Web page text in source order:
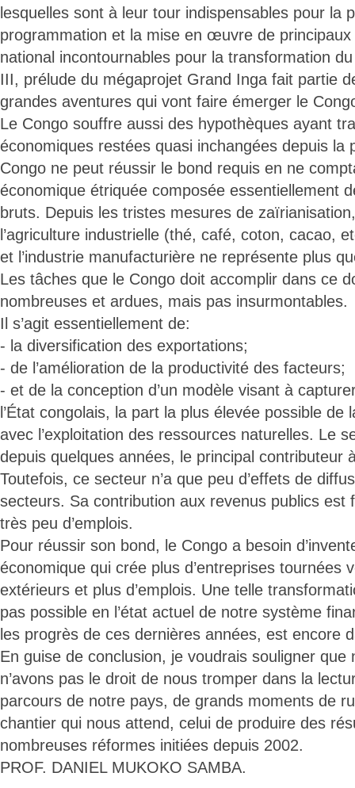
lesquelles sont à leur tour indispensables pour la
programmation et la mise en œuvre de
national incontournables pour la transformation
III, prélude du mégaprojet Grand Inga fait partie
grandes aventures qui vont faire émerger le
Le Congo souffre aussi des hypothèques ayant
économiques restées quasi inchangées depuis la
Congo ne peut réussir le bond requis en ne
économique étriquée composée essentiellement
bruts. Depuis les tristes mesures de
l’agriculture industrielle (thé, café, coton, cacao,
et l’industrie manufacturière ne représente plus
Les tâches que le Congo doit accomplir dans ce
nombreuses et ardues, mais pas insurmontables.
Il s’agit essentiellement de:
- la diversification des exportations;
- de l’amélioration de la productivité des facteurs;
- et de la conception d’un modèle visant à
l’État congolais, la part la plus élevée possible de
avec l’exploitation des ressources naturelles. Le
depuis quelques années, le principal contributeur
Toutefois, ce secteur n’a que peu d’effets de
secteurs. Sa contribution aux revenus publics est
très peu d’emplois.
Pour réussir son bond, le Congo a besoin
économique qui crée plus d’entreprises tournées
extérieurs et plus d’emplois. Une telle
pas possible en l’état actuel de notre système
les progrès de ces dernières années, est encore
En guise de conclusion, je voudrais souligner que
n’avons pas le droit de nous tromper dans la
parcours de notre pays, de grands moments de
chantier qui nous attend, celui de produire des
nombreuses réformes initiées depuis 2002.
PROF. DANIEL MUKOKO SAMBA.